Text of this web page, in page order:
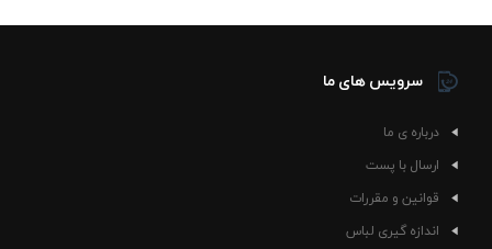
سرویس های ما
درباره ی ما
ارسال با پست
قوانین و مقررات
اندازه گیری لباس